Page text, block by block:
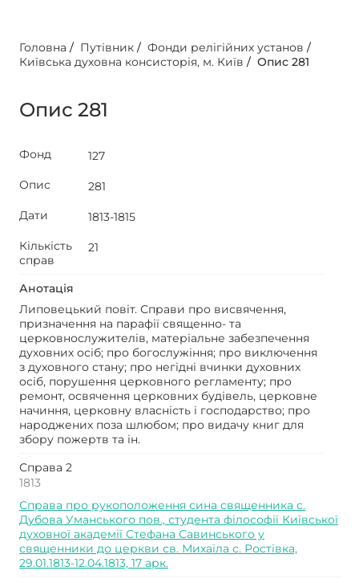
Головна / Путівник / Фонди релігійних установ /
Київська духовна консисторія, м. Київ / Опис 281
Опис 281
Фонд
127
Опис
281
Дати
1813-1815
Кількість
справ
21
Анотація
Липовецький повіт. Справи про висвячення,
призначення на парафії священно- та
церковнослужителів, матеріальне забезпечення
духовних осіб; про богослужіння; про виключення
з духовного стану; про негідні вчинки духовних
осіб, порушення церковного регламенту; про
ремонт, освячення церковних будівель, церковне
начиння, церковну власність і господарство; про
народжених поза шлюбом; про видачу книг для
збору пожертв та ін.
Справа 2
1813
Справа про рукоположення сина священника с.
Дубова Уманського пов., студента філософії Київської
духовної академії Стефана Савинського у
священники до церкви св. Михаїла с. Ростівка,
29.01.1813-12.04.1813, 17 арк.